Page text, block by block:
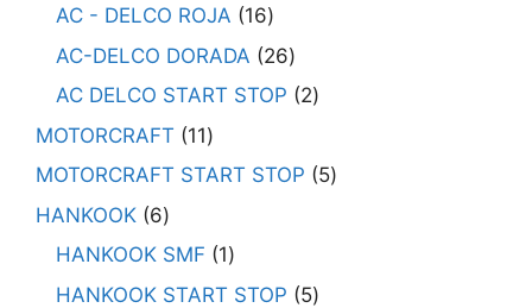
AC - DELCO ROJA
16
AC-DELCO DORADA
26
AC DELCO START STOP
2
MOTORCRAFT
11
MOTORCRAFT START STOP
5
HANKOOK 6
HANKOOK SMF
1
HANKOOK START STOP
5